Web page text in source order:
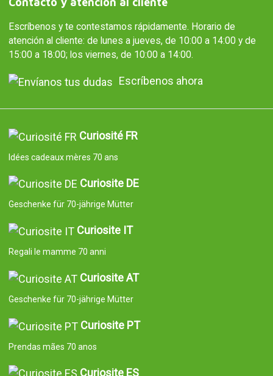
Escríbenos y te contestamos rápidamente. Horario de
atención al cliente: de lunes a jueves, de 10:00 a 14:00 y de
15:00 a 18:00; los viernes, de 10:00 a 14:00.
Escríbenos ahora
Curiosité FR
Idées cadeaux mères 70 ans
Curiosite DE
Geschenke für 70-jährige Mütter
Curiosite IT
Regali le mamme 70 anni
Curiosite AT
Geschenke für 70-jährige Mütter
Curiosite PT
Prendas mães 70 anos
Curiosite ES